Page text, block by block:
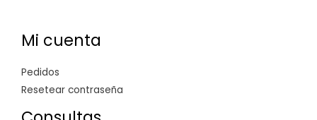
Mi cuenta
Pedidos
Resetear contraseña